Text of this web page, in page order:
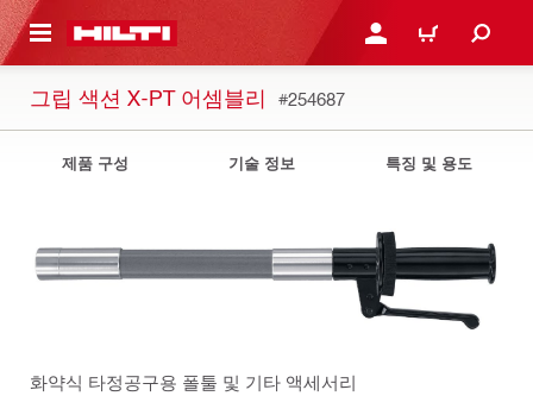
으로 건너뛰기 로그인 또는 회원가입
장바구니
그립 색션 X-PT 어셈블리 #254687
제품 구성 기술 정보 특징 및 용도
화약식 타정공구용 폴툴 및 기타 액세서리